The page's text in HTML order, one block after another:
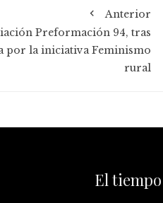
Anterior
Preformación 94, tras
por la iniciativa Feminismo
rural
El